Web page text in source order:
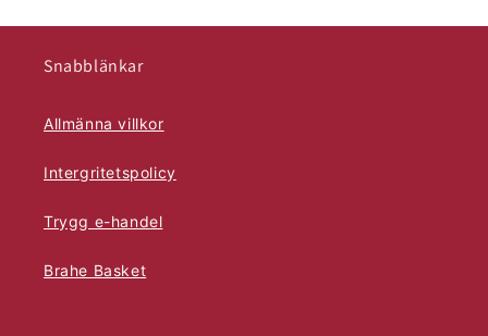
Snabblänkar
Allmänna villkor
Intergritetspolicy
Trygg e-handel
Brahe Basket